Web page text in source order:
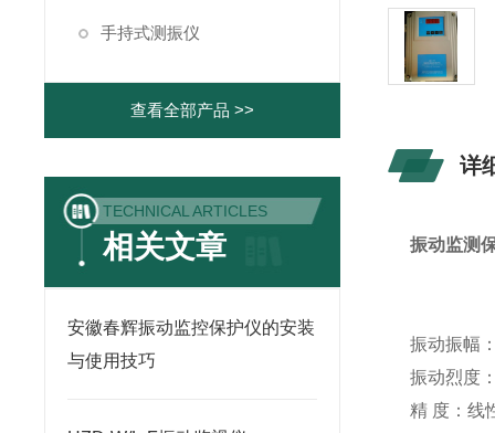
手持式测振仪
查看全部产品 >>
TECHNICAL ARTICLES
相关文章
安徽春辉振动监控保护仪的安装
与使用技巧
详
振动监测
振动振幅
振动烈度
精 度：线